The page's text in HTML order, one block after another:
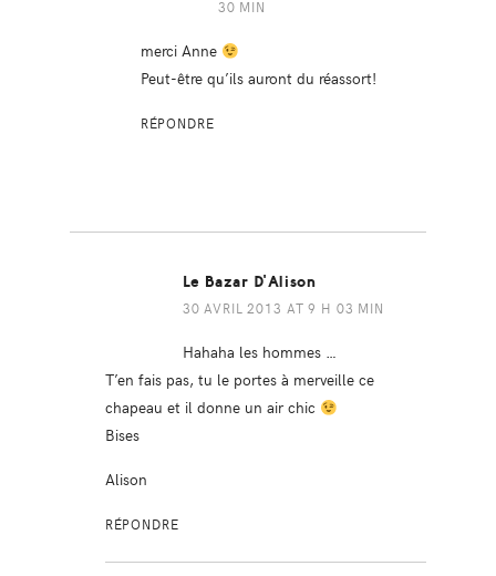
30 MIN
merci Anne
Peut-être qu’ils auront du réassort!
RÉPONDRE
Le Bazar D'Alison
30 AVRIL 2013 AT 9 H 03 MIN
Hahaha les hommes …
T’en fais pas, tu le portes à merveille ce
chapeau et il donne un air chic
Bises
Alison
RÉPONDRE